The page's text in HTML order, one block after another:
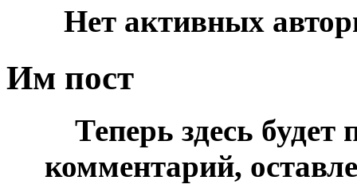
Нет активных
Им пост
Теперь здесь будет
комментарий,